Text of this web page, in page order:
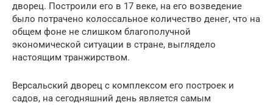
дворец. Построили его в 17 веке, на его возведение
было потрачено колоссальное количество денег, что на
общем фоне не слишком благополучной
экономической ситуации в стране, выглядело
настоящим транжирством.
Версальский дворец с комплексом его построек и
садов, на сегодняшний день является самым